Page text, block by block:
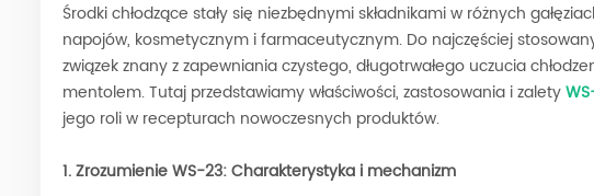
Środki chłodzące stały się niezbędnymi składnikami w różnych
napojów, kosmetycznym i farmaceutycznym. Do najczęściej
związek znany z zapewniania czystego, długotrwałego uczucia
mentolem. Tutaj przedstawiamy właściwości, zastosowania i zalety
jego roli w recepturach nowoczesnych produktów.
1. Zrozumienie WS-23: Charakterystyka i mechanizm